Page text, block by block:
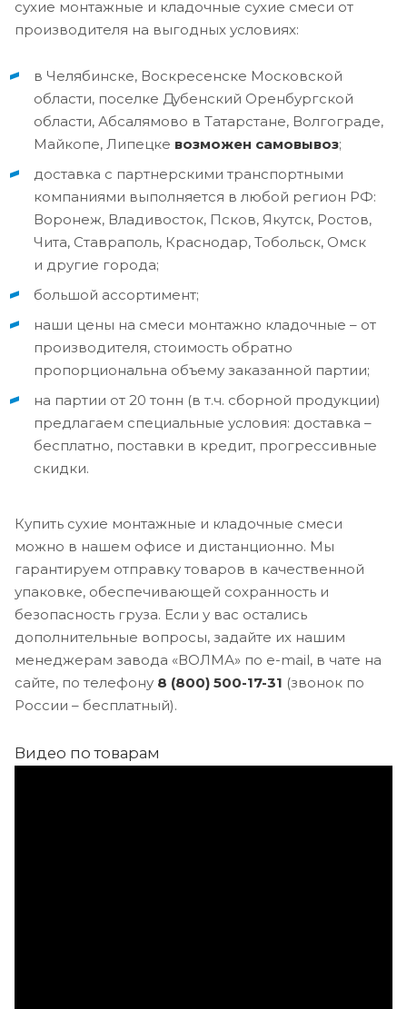
сухие монтажные и кладочные сухие смеси от
производителя на выгодных условиях:
в Челябинске, Воскресенске Московской
области, поселке Дубенский Оренбургской
области, Абсалямово в Татарстане, Волгограде,
Майкопе, Липецке возможен самовывоз;
доставка с партнерскими транспортными
компаниями выполняется в любой регион РФ:
Воронеж, Владивосток, Псков, Якутск, Ростов,
Чита, Ставраполь, Краснодар, Тобольск, Омск
и другие города;
большой ассортимент;
наши цены на смеси монтажно кладочные – от
производителя, стоимость обратно
пропорциональна объему заказанной партии;
на партии от 20 тонн (в т.ч. сборной продукции)
предлагаем специальные условия: доставка –
бесплатно, поставки в кредит, прогрессивные
скидки.
Купить сухие монтажные и кладочные смеси
можно в нашем офисе и дистанционно. Мы
гарантируем отправку товаров в качественной
упаковке, обеспечивающей сохранность и
безопасность груза. Если у вас остались
дополнительные вопросы, задайте их нашим
менеджерам завода «ВОЛМА» по e-mail, в чате на
сайте, по телефону 8 (800) 500-17-31 (звонок по
России – бесплатный).
Видео по товарам